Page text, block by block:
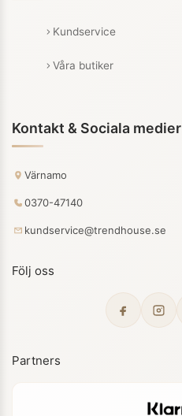
Kundservice
Våra butiker
Kontakt & Sociala medier
Värnamo
0370-47140
kundservice@trendhouse.se
Följ oss
Partners